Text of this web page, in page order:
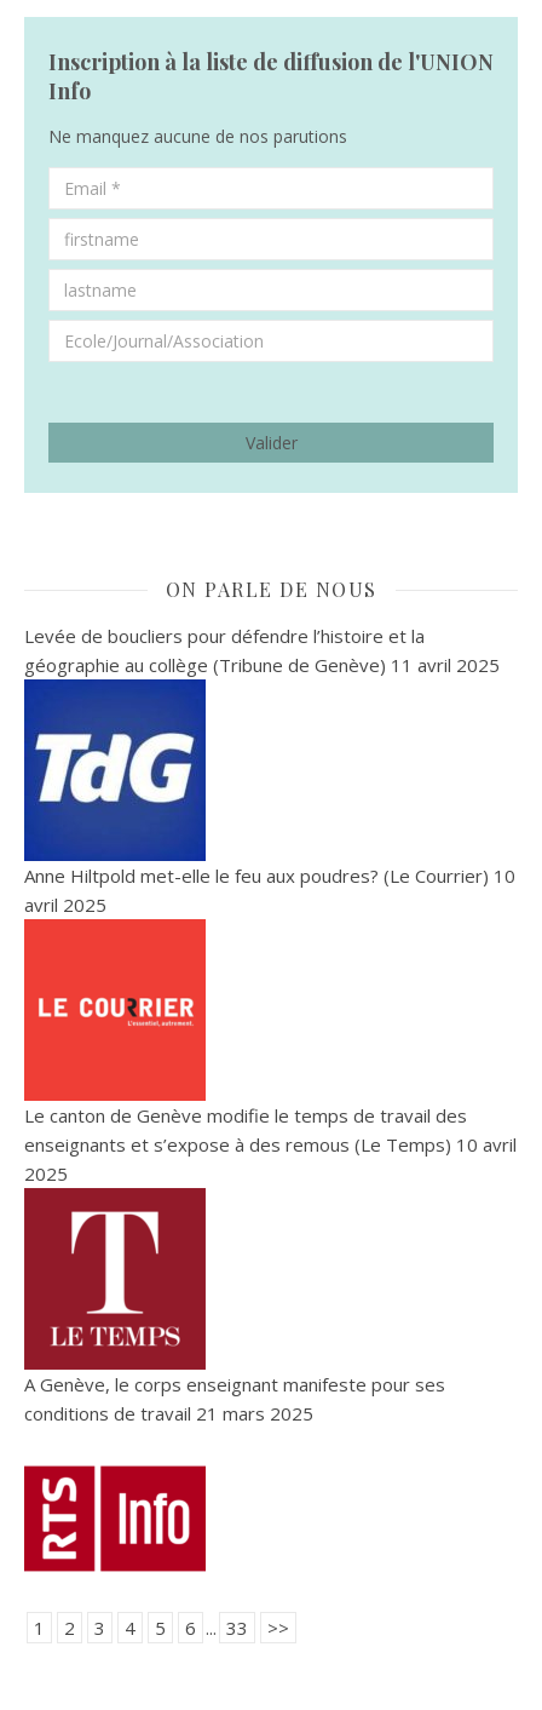
Inscription à la liste de diffusion de l'UNION
Info
Ne manquez aucune de nos parutions
ON PARLE DE NOUS
Levée de boucliers pour défendre l’histoire et la
géographie au collège (Tribune de Genève) 11 avril 2025
Anne Hiltpold met-elle le feu aux poudres? (Le Courrier) 10
avril 2025
Le canton de Genève modifie le temps de travail des
enseignants et s’expose à des remous (Le Temps) 10 avril
2025
A Genève, le corps enseignant manifeste pour ses
conditions de travail 21 mars 2025
1 2 3 4 5 6 ... 33 >>